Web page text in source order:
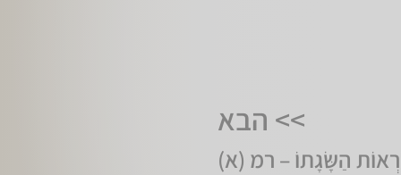
>> הבא
הַשָּׂגָתוֹ – רמ (א)